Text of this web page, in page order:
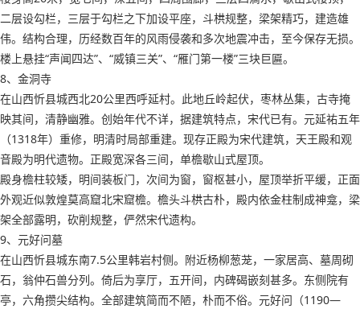
二层设勾栏，三层于勾栏之下加设平座，斗栱规整，梁架精巧，建造雄
伟。结构合理，历经数百年的风雨侵袭和多次地震冲击，至今保存无损。
楼上悬挂“声闻四达”、“威镇三关”、“雁门第一楼”三块巨匾。
8、金洞寺
在山西忻县城西北20公里西呼延村。此地丘岭起伏，枣林丛集，古寺掩
映其间，清静幽雅。创始年代不详，据建筑特点，宋代已有。元延祐五年
（1318年）重修，明清时局部重建。现存正殿为宋代建筑，天王殿和观
音殿为明代遗物。正殿宽深各三间，单檐歇山式屋顶。
殿身檐柱较矮，明间装板门，次间为窗，窗枢甚小，屋顶举折平缓，正面
外观近似敦煌莫高窟北宋窟檐。檐头斗栱古朴，殿内依金柱制成神龛，梁
架全部露明，砍削规整，俨然宋代遗构。
9、元好问墓
在山西忻县城东南7.5公里韩岩村侧。附近杨柳葱茏，一家居高、墓周砌
石，翁仲石兽分列。倚后为享厅，五开间，内碑碣嵌刻甚多。东侧院有
亭，六角攒尖结构。全部建筑简而不陋，朴而不俗。元好问（1190—